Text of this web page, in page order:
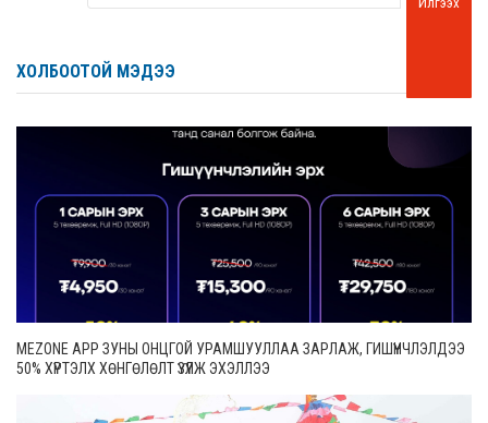
ХОЛБООТОЙ МЭДЭЭ
MEZONE APP ЗУНЫ ОНЦГОЙ УРАМШУУЛЛАА ЗАРЛАЖ, ГИШҮҮНЧЛЭЛДЭЭ
50% ХҮРТЭЛХ ХӨНГӨЛӨЛТ ҮЗҮҮЛЖ ЭХЭЛЛЭЭ